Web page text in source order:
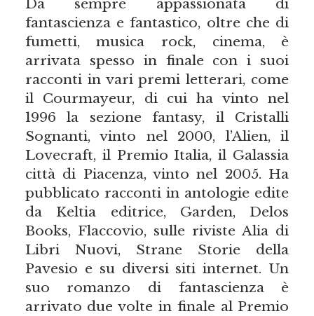
Da sempre appassionata di
fantascienza e fantastico, oltre che di
fumetti, musica rock, cinema, è
arrivata spesso in finale con i suoi
racconti in vari premi letterari, come
il Courmayeur, di cui ha vinto nel
1996 la sezione fantasy, il Cristalli
Sognanti, vinto nel 2000, l’Alien, il
Lovecraft, il Premio Italia, il Galassia
città di Piacenza, vinto nel 2005. Ha
pubblicato racconti in antologie edite
da Keltia editrice, Garden, Delos
Books, Flaccovio, sulle riviste Alia di
Libri Nuovi, Strane Storie della
Pavesio e su diversi siti internet. Un
suo romanzo di fantascienza è
arrivato due volte in finale al Premio